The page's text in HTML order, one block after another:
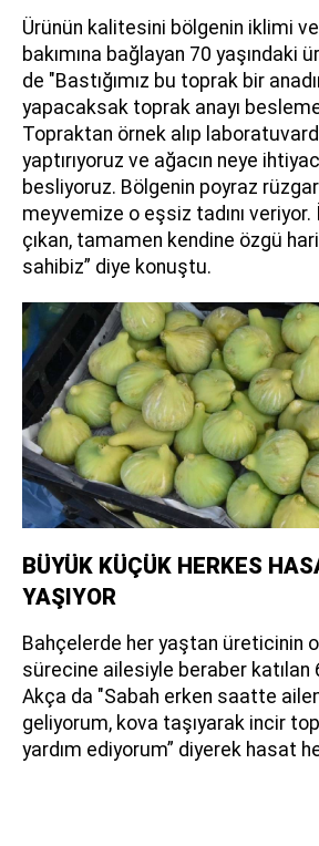
Ürünün kalitesini bölgenin iklimi
bakımına bağlayan 70 yaşındaki
de "Bastığımız bu toprak bir
yapacaksak toprak anayı
Topraktan örnek alıp
yaptırıyoruz ve ağacın neye
besliyoruz. Bölgenin poyraz
meyvemize o eşsiz tadını veriyor.
çıkan, tamamen kendine özgü
sahibiz” diye konuştu.
BÜYÜK KÜÇÜK HERKES
YAŞIYOR
Bahçelerde her yaştan üreticinin
sürecine ailesiyle beraber katılan
Akça da "Sabah erken saatte
geliyorum, kova taşıyarak incir
yardım ediyorum” diyerek hasat